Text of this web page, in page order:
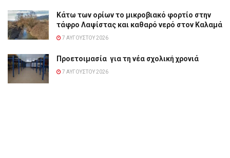
Κάτω των ορίων το μικροβιακό φορτίο στην
τάφρο Λαψίστας και καθαρό νερό στον Καλαμά
7 ΑΥΓΟΎΣΤΟΥ 2026
Προετοιμασία για τη νέα σχολική χρονιά
7 ΑΥΓΟΎΣΤΟΥ 2026